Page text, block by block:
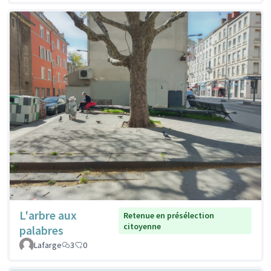
L'arbre aux
palabres
Retenue en présélection
citoyenne
Lafarge
3 0